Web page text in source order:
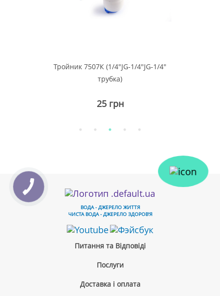
Тройник 7507К (1/4"JG-1/4"JG-1/4"
трубка)
25 грн
ВОДА - ДЖЕРЕЛО ЖИТТЯ
ЧИСТА ВОДА - ДЖЕРЕЛО ЗДОРОВ'Я
Питання та Відповіді
Послуги
Доставка і оплата